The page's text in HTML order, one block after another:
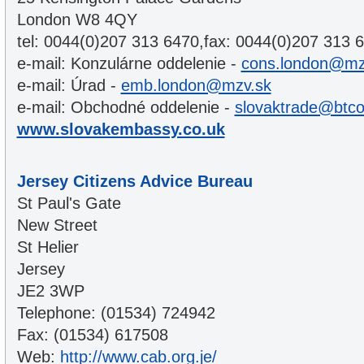
London W8 4QY
tel: 0044(0)207 313 6470,fax: 0044(0)207 313
e-mail: Konzulárne oddelenie -
e-mail: Úrad - emb.london@mzv.sk
e-mail: Obchodné oddelenie -
www.slovakembassy.co.uk
Jersey Citizens Advice Bureau
St Paul's Gate
New Street
St Helier
Jersey
JE2 3WP
Telephone: (01534) 724942
Fax: (01534) 617508
Web: http://www.cab.org.je/